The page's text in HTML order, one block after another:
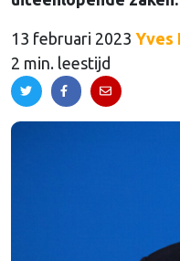
13 februari 2023 Yves
2 min. leestijd